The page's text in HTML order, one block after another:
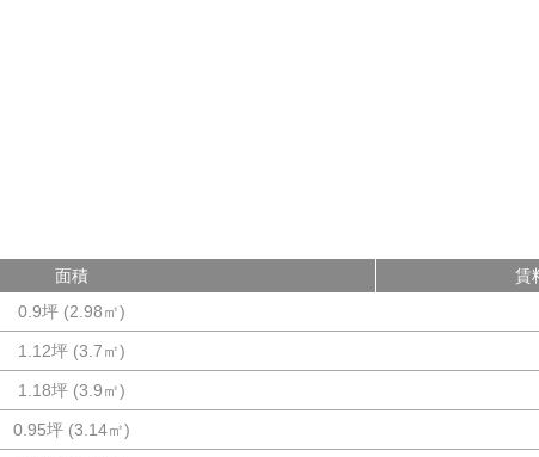
面積 賃
0.9坪 (2.98㎡)
1.12坪 (3.7㎡)
1.18坪 (3.9㎡)
0.95坪 (3.14㎡)